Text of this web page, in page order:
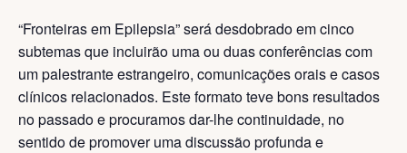
“Fronteiras em Epilepsia” será desdobrado em cinco
subtemas que incluirão uma ou duas conferências com
um palestrante estrangeiro, comunicações orais e casos
clínicos relacionados. Este formato teve bons resultados
no passado e procuramos dar-lhe continuidade, no
sentido de promover uma discussão profunda e